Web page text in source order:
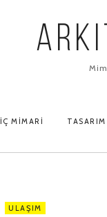
İÇ MIMARI TASARIM
ULAŞIM